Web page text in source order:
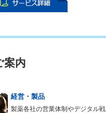
案内
経営・製品
製薬各社の営業体制やデジタル戦